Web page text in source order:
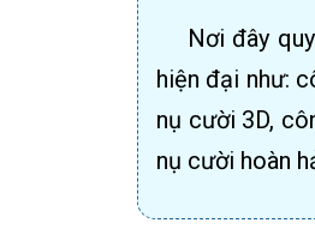
Nơi đây
hiện đại như:
nụ cười 3D,
nụ cười hoàn